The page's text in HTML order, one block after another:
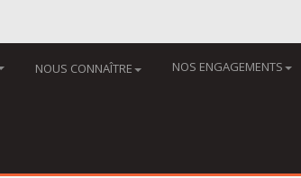
NOUS CONNAÎTRE NOS ENGAGEMENTS